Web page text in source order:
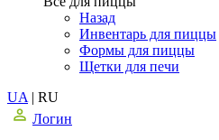
Назад
Инвентарь для пиццы
Формы для пиццы
Щетки для печи
UA | RU
Логин